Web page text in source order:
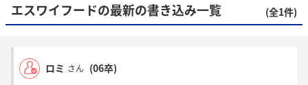
エスワイフードの最新の書き込み一覧 (全1件)
ロミ さん (06卒)